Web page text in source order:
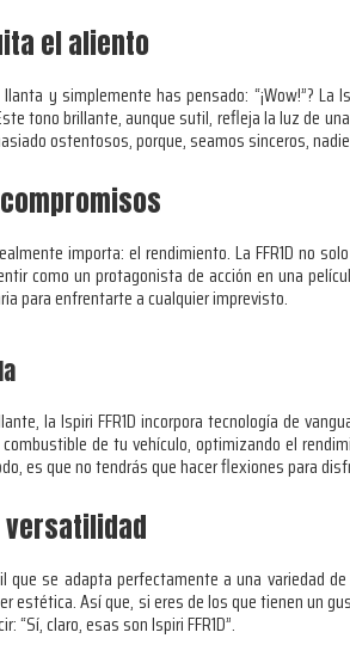
el aliento
y simplemente has pensado: “¡Wow!”? La
tono brillante, aunque sutil, refleja la luz de
ostentosos, porque, seamos sinceros,
importa: el rendimiento. La FFR1D no
como un protagonista de acción en una
para enfrentarte a cualquier imprevisto.
la Ispiri FFR1D incorpora tecnología de
de tu vehículo, optimizando el
es que no tendrás que hacer flexiones para
versatilidad
que se adapta perfectamente a una variedad
estética. Así que, si eres de los que tienen un
“Sí, claro, esas son Ispiri FFR1D”.